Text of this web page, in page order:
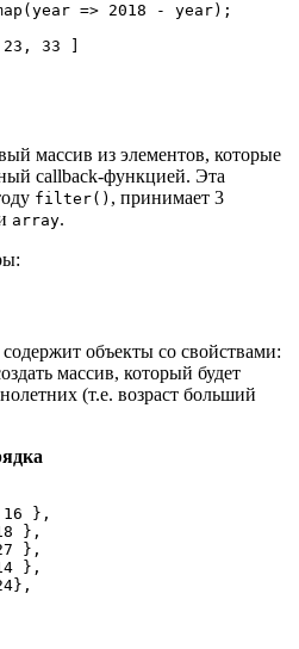
=> 2018 - year);
33 ]
массив из элементов, которые
callback-функцией. Эта
filter() , принимает 3
array.
объекты со свойствами:
массив, который будет
(т.е. возраст больший
},
},
},
},